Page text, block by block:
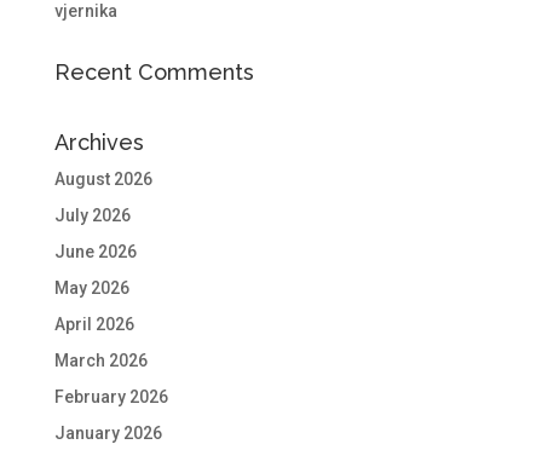
vjernika
Recent Comments
Archives
August 2026
July 2026
June 2026
May 2026
April 2026
March 2026
February 2026
January 2026